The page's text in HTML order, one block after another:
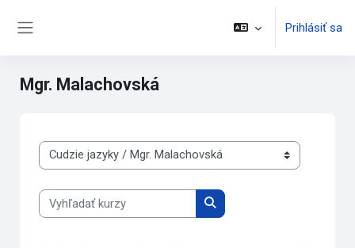
Prihlásiť sa
Mgr. Malachovská
Kategórie kurzov
Vyhľadať kurzy
Vyhľadať kurzy